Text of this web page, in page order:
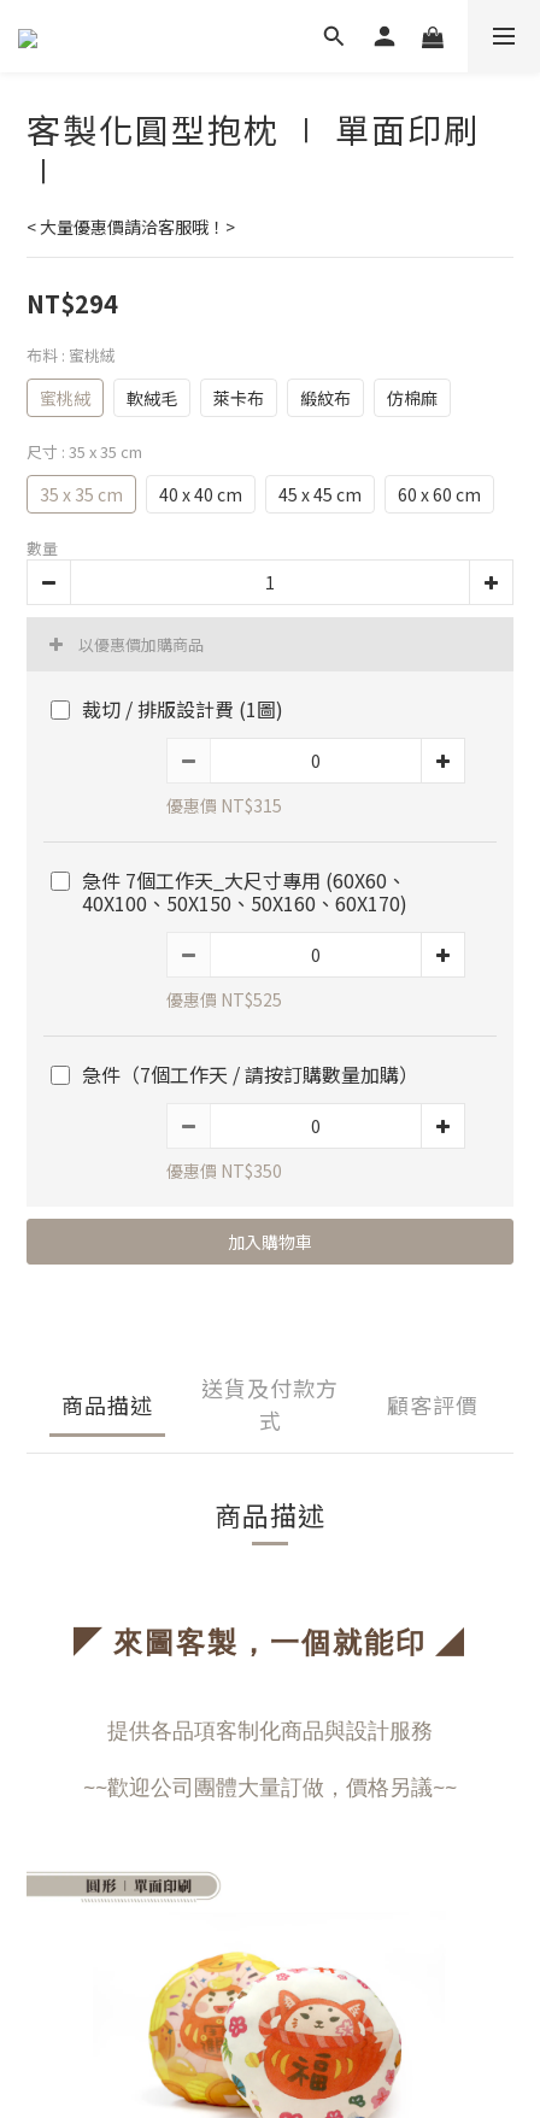
客製化圓型抱枕 ∣ 單面印刷
∣
< 大量優惠價請洽客服哦！>
NT$294
布料 : 蜜桃絨
蜜桃絨 軟絨毛 萊卡布 緞紋布 仿棉麻
尺寸 : 35 x 35 cm
35 x 35 cm 40 x 40 cm 45 x 45 cm 60 x 60 cm
數量
以優惠價加購商品
裁切 / 排版設計費 (1圖)
優惠價 NT$315
急件 7個工作天_大尺寸專用 (60X60、
40X100、50X150、50X160、60X170)
優惠價 NT$525
急件（7個工作天 / 請按訂購數量加購）
優惠價 NT$350
加入購物車
商品描述
送貨及付款方
式
顧客評價
商品描述
◤ 來圖客製，一個就能印 ◢
提供各品項客制化商品與設計服務
~~歡迎公司團體大量訂做，價格另議~~